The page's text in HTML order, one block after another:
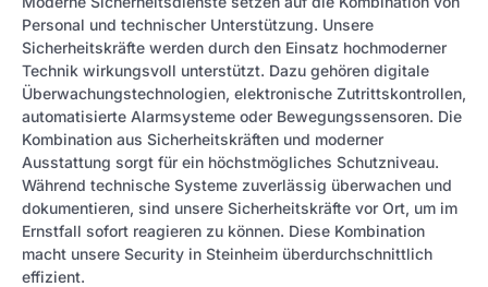
Personal und technischer Unterstützung. Unsere
Sicherheitskräfte werden durch den Einsatz hochmoderner
Technik wirkungsvoll unterstützt. Dazu gehören digitale
Überwachungstechnologien, elektronische Zutrittskontrollen,
automatisierte Alarmsysteme oder Bewegungssensoren. Die
Kombination aus Sicherheitskräften und moderner
Ausstattung sorgt für ein höchstmögliches Schutzniveau.
Während technische Systeme zuverlässig überwachen und
dokumentieren, sind unsere Sicherheitskräfte vor Ort, um im
Ernstfall sofort reagieren zu können. Diese Kombination
macht unsere Security in Steinheim überdurchschnittlich
effizient.